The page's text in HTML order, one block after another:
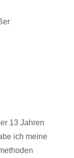
13 Jahren
ich meine